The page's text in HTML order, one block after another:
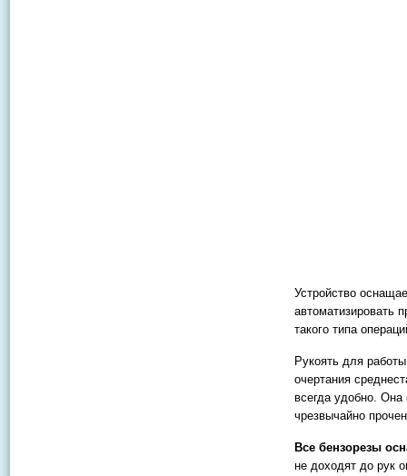
Устройство
автоматизировать
такого типа
Рукоять для
очертания
всегда удобно. Она
чрезвычайно
Все бензорезы
не доходят до рук